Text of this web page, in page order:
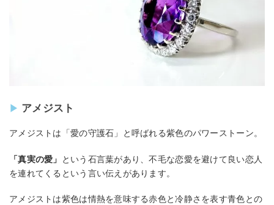
アメジスト
アメジストは「愛の守護石」と呼ばれる紫色のパワーストーン。
「真実の愛」
という石言葉があり、不毛な恋愛を避けて良い恋人
を連れてくるという言い伝えがあります。
アメジストは紫色は情熱を意味する赤色と冷静さを表す青色との